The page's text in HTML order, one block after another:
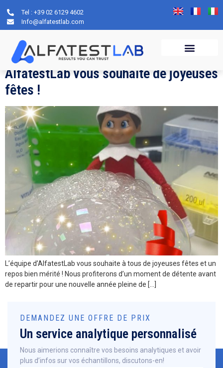
Tel : +39 02 6129 4602
Info@alfatestlab.com
Jour :18 décembre
2024
AlfatestLab vous souhaite de joyeuses
fêtes !
L’équipe d’AlfatestLab vous souhaite à tous de joyeuses fêtes et un
repos bien mérité ! Nous profiterons d’un moment de détente avant
de repartir pour une nouvelle année pleine de […]
DEMANDEZ UNE OFFRE DE PRIX
Un service analytique personnalisé
Nous aimerions connaître vos besoins analytiques et avoir
plus d’infos sur vos échantillons, discutons-en!